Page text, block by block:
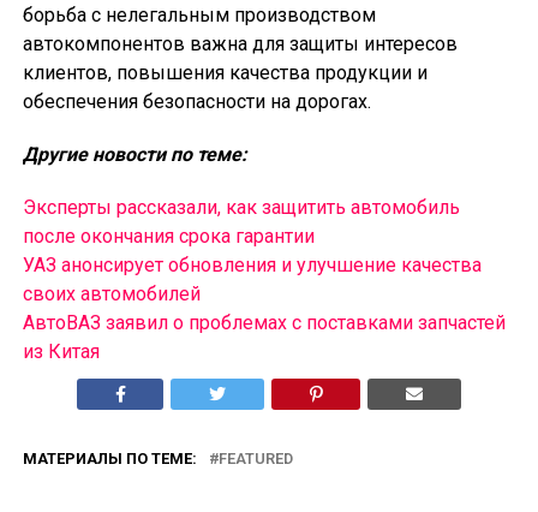
борьба с нелегальным производством
автокомпонентов важна для защиты интересов
клиентов, повышения качества продукции и
обеспечения безопасности на дорогах.
Другие новости по теме:
Эксперты рассказали, как защитить автомобиль
после окончания срока гарантии
УАЗ анонсирует обновления и улучшение качества
своих автомобилей
АвтоВАЗ заявил о проблемах с поставками запчастей
из Китая
МАТЕРИАЛЫ ПО ТЕМЕ: FEATURED